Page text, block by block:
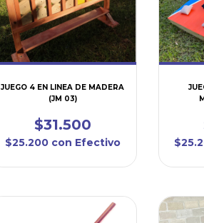
JUEGO 4 EN LINEA DE MADERA
(JM 03)
$31.500
$25.200 con Efectivo